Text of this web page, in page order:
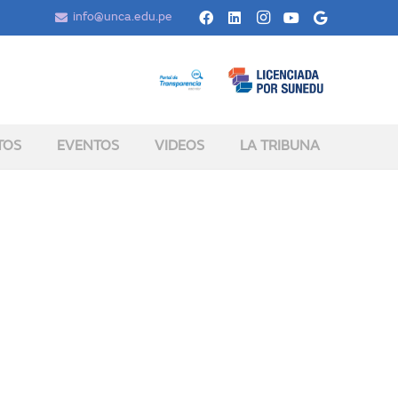
info@unca.edu.pe
EVENTOS VIDEOS LA TRIBUNA